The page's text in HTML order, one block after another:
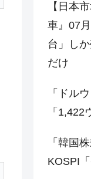
【日本
車』07
台」し
だけ
「ドル
「1,422
「韓国
KOSPI